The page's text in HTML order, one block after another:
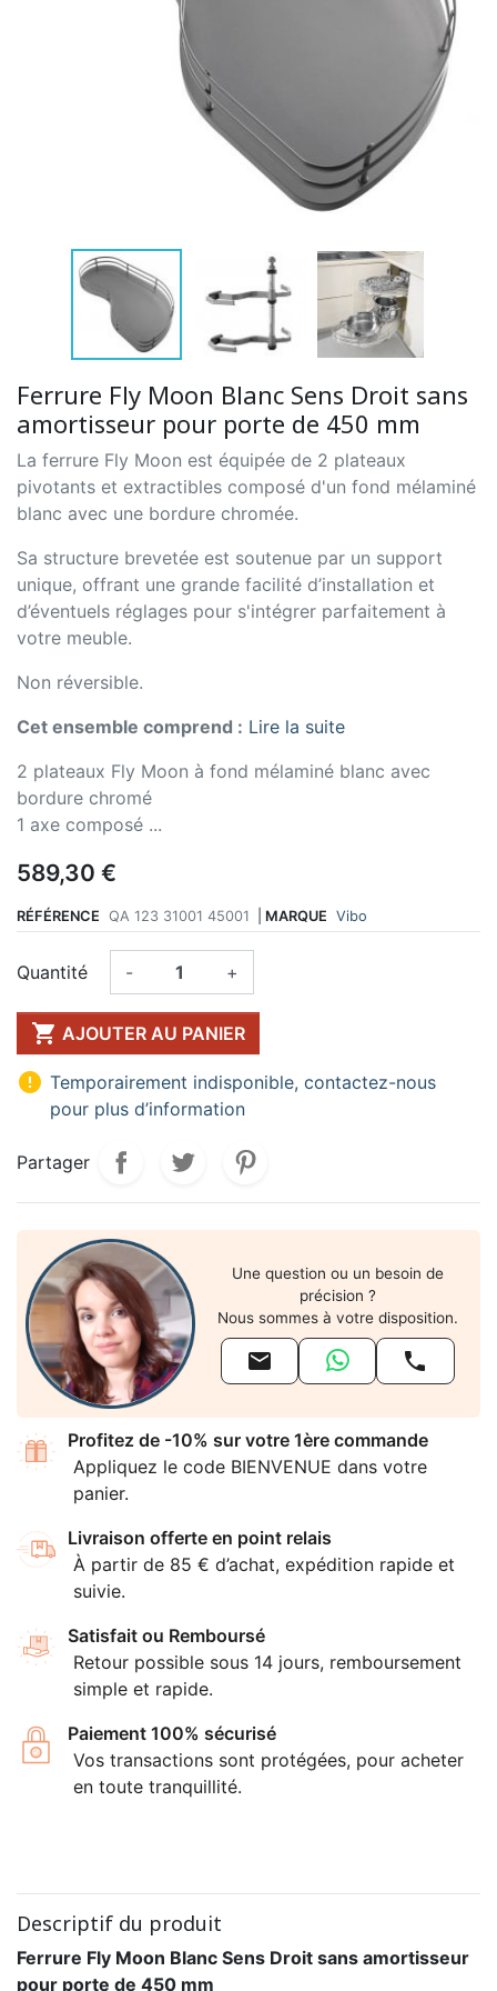
Ferrure Fly Moon Blanc Sens Droit sans
amortisseur pour porte de 450 mm
La ferrure Fly Moon est équipée de 2 plateaux
pivotants et extractibles composé d'un fond mélaminé
blanc avec une bordure chromée.
Sa structure brevetée est soutenue par un support
unique, offrant une grande facilité d’installation et
d’éventuels réglages pour s'intégrer parfaitement à
votre meuble.
Non réversible.
Cet ensemble comprend : Lire la suite
2 plateaux Fly Moon à fond mélaminé blanc avec
bordure chromé
1 axe composé ...
589,30 €
RÉFÉRENCE QA 123 31001 45001 MARQUE Vibo
Quantité - +
 AJOUTER AU PANIER
 Temporairement indisponible, contactez-nous
pour plus d’information
Partager
Une question ou un besoin de
précision ?
Nous sommes à votre disposition.
 
Profitez de -10% sur votre 1ère commande
Appliquez le code BIENVENUE dans votre
panier.
Livraison offerte en point relais
À partir de 85 € d’achat, expédition rapide et
suivie.
Satisfait ou Remboursé
Retour possible sous 14 jours, remboursement
simple et rapide.
Paiement 100% sécurisé
Vos transactions sont protégées, pour acheter
en toute tranquillité.
Descriptif du produit
Ferrure Fly Moon Blanc Sens Droit sans amortisseur
pour porte de 450 mm